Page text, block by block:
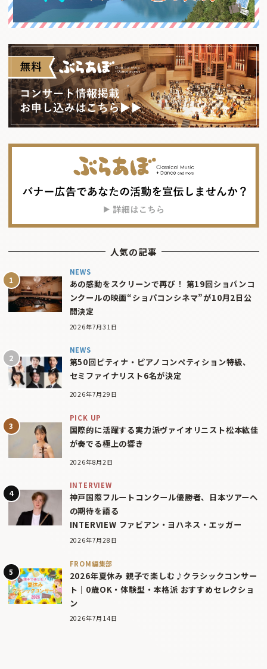
人気の記事
NEWS
あの感動をスクリーンで再び！ 第19回ショパンコ
ンクールの映画“ショパコンシネマ”が10月2日公
開決定
2026年7月31日
NEWS
第50回ピティナ・ピアノコンペティション特級、
セミファイナリスト6名が決定
2026年7月29日
PICK UP
国際的に活躍する実力派ヴァイオリニスト松本紘佳
が奏でる極上の響き
2026年8月2日
INTERVIEW
神戸国際フルートコンクール優勝者、日本ツアーへ
の期待を語る
INTERVIEW ファビアン・ヨハネス・エッガー
2026年7月28日
FROM編集部
2026年夏休み 親子で楽しむ♪クラシックコンサー
ト｜0歳OK・体験型・本格派 おすすめセレクショ
ン
2026年7月14日